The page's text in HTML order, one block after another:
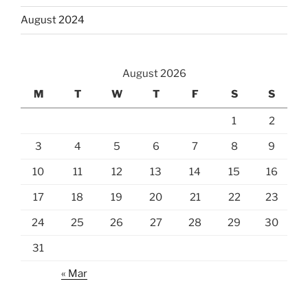
August 2024
August 2026
M
T W T F S S
1 2
3 4 5 6 7 8 9
10 11 12 13 14 15 16
17 18 19 20 21 22 23
24 25 26 27 28 29 30
31
« Mar